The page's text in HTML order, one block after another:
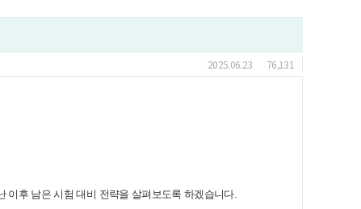
2025.06.23 76,131
이후 남은 시험 대비 전략을 살펴보도록 하겠습니다.